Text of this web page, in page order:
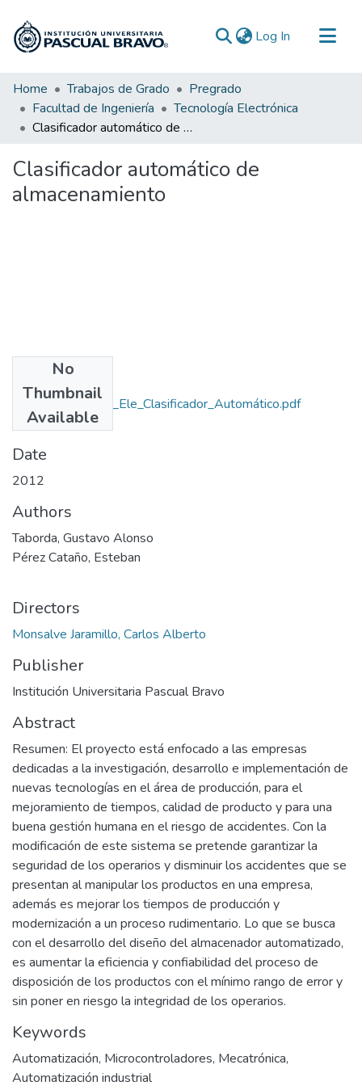
Log In (current)
Communities & Collections
All of DSpace
Statistics
Home Trabajos de Grado
Pregrado
Facultad de Ingeniería
Tecnología Electrónica
Clasificador automático de almacenamiento
Clasificador automático de
almacenamiento
No
Thumbnail
Available
Rep_IUPB_Tec_Ele_Clasificador_Automático.pdf
(734.44 KB)
Date
2012
Authors
Taborda, Gustavo Alonso
Pérez Cataño, Esteban
Directors
Monsalve Jaramillo, Carlos Alberto
Publisher
Institución Universitaria Pascual Bravo
Abstract
Resumen: El proyecto está enfocado a las empresas
dedicadas a la investigación, desarrollo e implementación de
nuevas tecnologías en el área de producción, para el
mejoramiento de tiempos, calidad de producto y para una
buena gestión humana en el riesgo de accidentes. Con la
modificación de este sistema se pretende garantizar la
seguridad de los operarios y disminuir los accidentes que se
presentan al manipular los productos en una empresa,
además es mejorar los tiempos de producción y
modernización a un proceso rudimentario. Lo que se busca
con el desarrollo del diseño del almacenador automatizado,
es aumentar la eficiencia y confiabilidad del proceso de
disposición de los productos con el mínimo rango de error y
sin poner en riesgo la integridad de los operarios.
Keywords
Automatización, Microcontroladores, Mecatrónica,
Automatización industrial